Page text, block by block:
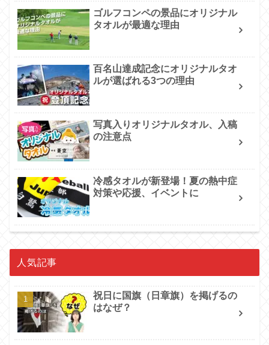
ゴルフコンペの景品にオリジナル
タオルが最適な理由
百名山達成記念にオリジナルタオ
ルが選ばれる3つの理由
写真入りオリジナルタオル、入稿
の注意点
冷感タオルが新登場！夏の熱中症
対策や応援、イベントに
人気記事
祝日に国旗（日章旗）を掲げるの
はなぜ？